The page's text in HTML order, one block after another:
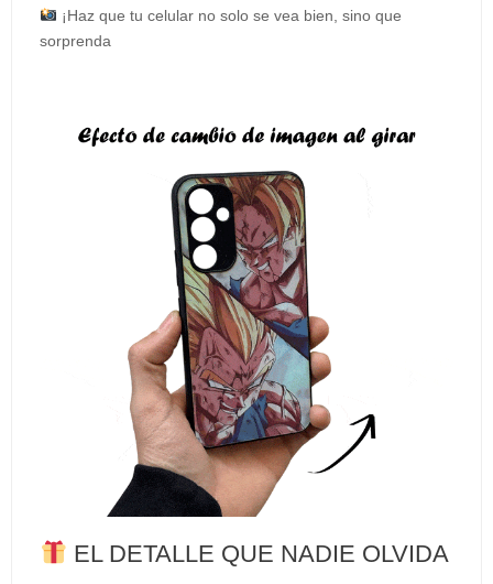
¡Haz que tu celular no solo se vea bien, sino que
sorprenda
EL DETALLE QUE NADIE OLVIDA